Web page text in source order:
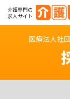
介護専門の
求人サイト
医療法人社